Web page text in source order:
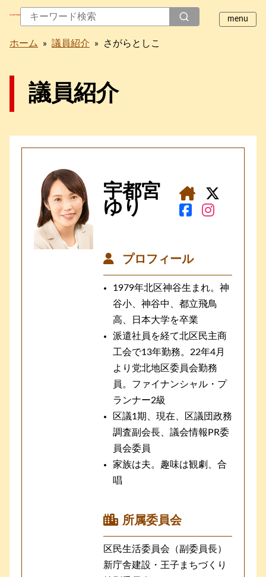
ホーム » 議員紹介 » さがらとしこ
議員紹介
宇都宮
ゆり
プロフィール
1979年北区神谷生まれ。神
谷小、神谷中、都立飛鳥
高、日本大学を卒業
派遣社員を経て北区民主商
工会で13年勤務。22年4月
より党北地区委員会勤務
員。ファイナンシャル・プ
ランナー2級
区議1期、現在、区議団政務
調査副会長、議会情報PR委
員会委員
家族は夫。趣味は観劇、合
唱
所属委員会
区民生活委員会（副委員長）
新庁舎建設・王子まちづくり